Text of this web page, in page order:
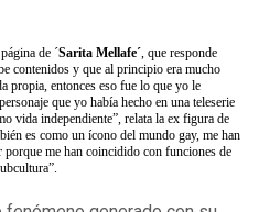
de ´Sarita Mellafe´, que responde
contenidos y que al principio era mucho
propia, entonces eso fue lo que yo le
que yo había hecho en una teleserie
vida independiente”, relata la ex figura de
es como un ícono del mundo gay, me han
me han coincidido con funciones de